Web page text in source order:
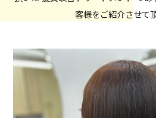
客様をご紹介させて